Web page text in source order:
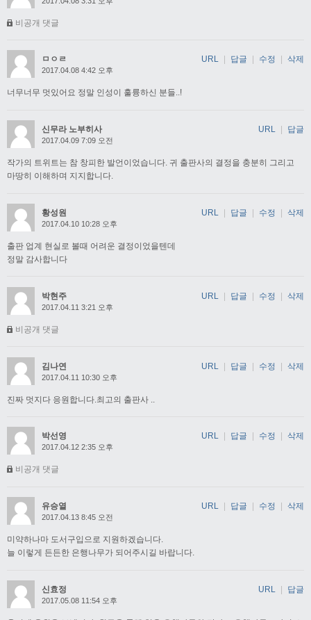
비공개 댓글
ㅁㅇㄹ
2017.04.08 4:42 오후
너무너무 멋있어요 정말 인성이 훌륭하신 분들..!
URL 답글 수정 삭제
신무라 노부히사
2017.04.09 7:09 오전
작가의 트위트는 참 창피한 발언이었습니다. 귀 출판사의 결정을 충분히 그리고
마땅히 이해하며 지지합니다.
URL 답글
황성원
2017.04.10 10:28 오후
출판 업계 현실로 볼때 어려운 결정이었을텐데
정말 감사합니다
URL 답글 수정 삭제
박현주
2017.04.11 3:21 오후
비공개 댓글
URL | 답글 | 수정 | 삭제
김나연
2017.04.11 10:30 오후
진짜 멋지다 응원합니다.최고의 출판사 ..
URL | 답글 | 수정 | 삭제
박선영
2017.04.12 2:35 오후
비공개 댓글
URL 답글 수정 삭제
유승열
2017.04.13 8:45 오전
미약하나마 도서구입으로 지원하겠습니다.
늘 이렇게 든든한 은행나무가 되어주시길 바랍니다.
URL 답글 수정 삭제
신효정
2017.05.08 11:54 오후
URL 답글